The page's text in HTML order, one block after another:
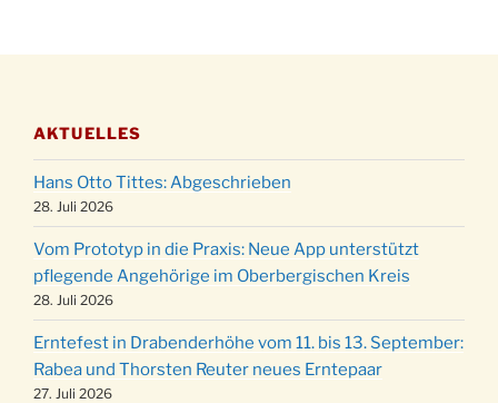
Stadtteilhaus um 19:00 Uhr
11.12.
Puer-Natus weihnachtliches Brauchtum am
Robert-Gassner-Hof um 17:00 Uhr
19.12.
Kinderbibeltag im Ev. Gemeindehaus von 10-
12 Uhr
20.12.
Weihnachts-Konzert des Honterus Chors in
der Kirche um 17:00 Uhr
24.12.
Familiengottesdienst mit Krippenspiel im Ev.
Gemeindehaus um 15:00 Uhr
24.12. Familiengottesdienst in der FeG um 16 Uhr
AKTUELLES
Hans Otto Tittes: Abgeschrieben
28. Juli 2026
Vom Prototyp in die Praxis: Neue App unterstützt
pflegende Angehörige im Oberbergischen Kreis
28. Juli 2026
Erntefest in Drabenderhöhe vom 11. bis 13. September:
Rabea und Thorsten Reuter neues Erntepaar
27. Juli 2026